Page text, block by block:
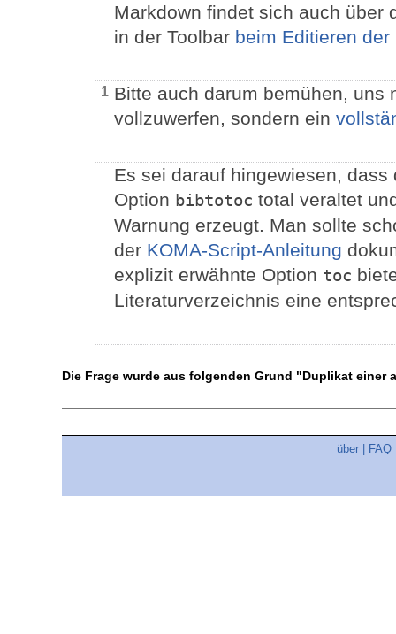
Markdown findet sich auch über
in der Toolbar beim Editieren der
1 Bitte auch darum bemühen, uns
vollzuwerfen, sondern ein
Es sei darauf hingewiesen,
Option bibtotoc total veraltet
Warnung erzeugt. Man sollte
der KOMA-Script-Anleitung
explizit erwähnte Option toc
Literaturverzeichnis eine
Die Frage wurde aus folgenden Grund "Duplikat einer
über FAQ